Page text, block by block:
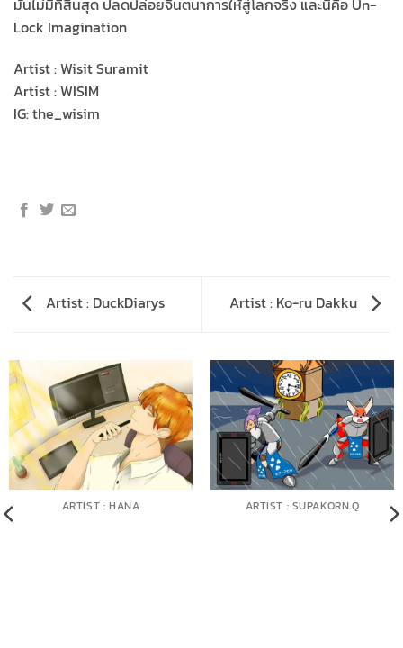
มันไม่มีที่สิ้นสุด ปลดปล่อยจินตนาการให้สู่โลกจริง และนี่คือ Un-
Lock Imagination
Artist : Wisit Suramit
Artist : WISIM
IG: the_wisim
Artist : DuckDiarys Artist : Ko-ru Dakku
ARTIST : HANA ARTIST : SUPAKORN.Q